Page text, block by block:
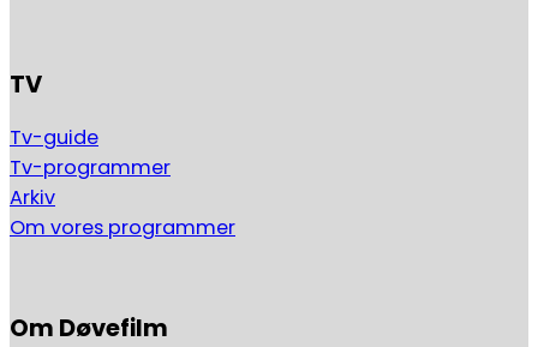
TV
Tv-guide
Tv-programmer
Arkiv
Om vores programmer
Om Døvefilm